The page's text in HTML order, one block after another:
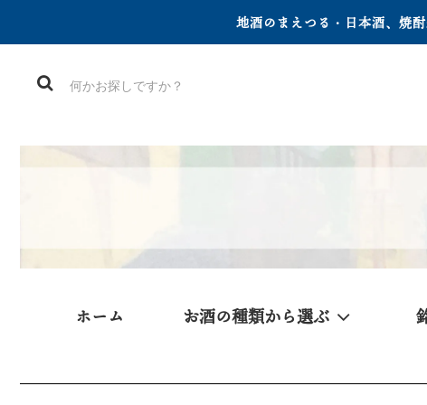
地酒のまえつる・日本酒、焼
ホーム お酒の種類から選ぶ